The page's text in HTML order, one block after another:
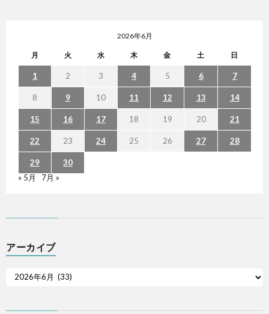
2026年6月
月 火 水 木 金 土 日
1 2 3 4 5 6 7
8 9 10 11 12 13 14
15 16 17 18 19 20 21
22 23 24 25 26 27 28
29
30
« 5月
7月 »
アーカイブ